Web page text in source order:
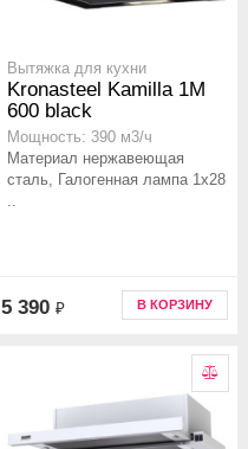
Вытяжка для кухни
Kronasteel Kamilla 1M
600 black
Мощность: 390 м3/ч
Материал нержавеющая
сталь, Галогенная лампа 1x28
..
5 390 ₽ В КОРЗИНУ